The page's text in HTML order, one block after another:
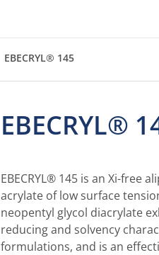
EBECRYL® 145
EBECRYL®
EBECRYL® 145 is an Xi-free
acrylate of low surface
neopentyl glycol diacrylate
reducing and solvency
formulations, and is an